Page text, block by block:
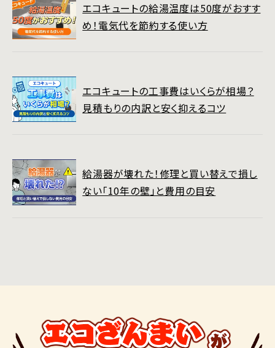
エコキュートの給湯温度は50度がおすす
め！電気代を節約する使い方
エコキュートの工事費はいくらが相場？
見積もりの内訳と安く抑えるコツ
給湯器が壊れた！修理と買い替えで損し
ない「10年の壁」と費用の目安